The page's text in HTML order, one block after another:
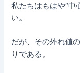
私たちはもはや“中
い。
だが、その外れ値
りである。